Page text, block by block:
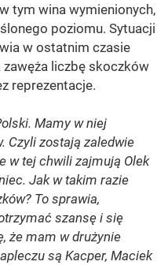
tym wina wymienionych,
poziomu. Sytuacji
w ostatnim czasie
zawęża liczbę skoczków
reprezentacje.
Mamy w niej
Czyli zostają zaledwie
w tej chwili zajmują Olek
Jak w takim razie
To sprawia,
szansę i się
że mam w drużynie
są Kacper, Maciek